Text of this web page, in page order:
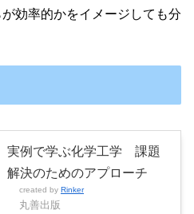
効率的かをイメージしても分
実例で学ぶ化学工学 課題
解決のためのアプローチ
created by Rinker
丸善出版